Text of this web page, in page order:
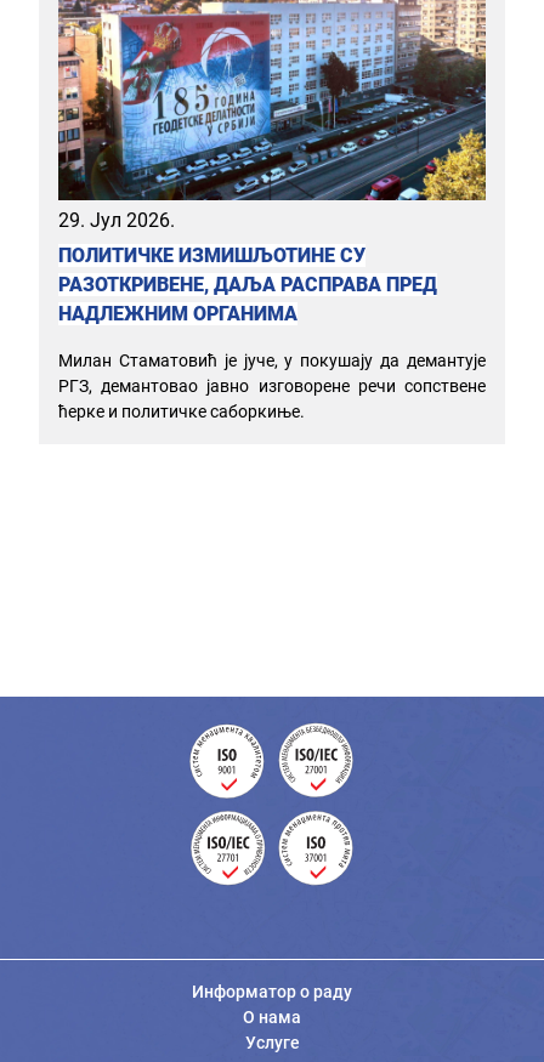
29. Јул 2026.
ПОЛИТИЧКЕ ИЗМИШЉОТИНЕ СУ
РАЗОТКРИВЕНЕ, ДАЉА РАСПРАВА ПРЕД
НАДЛЕЖНИМ ОРГАНИМА
Милан Стаматовић је јуче, у покушају да демантује
РГЗ, демантовао јавно изговорене речи сопствене
ћерке и политичке саборкиње.
Информатор о раду
О нама
Услуге